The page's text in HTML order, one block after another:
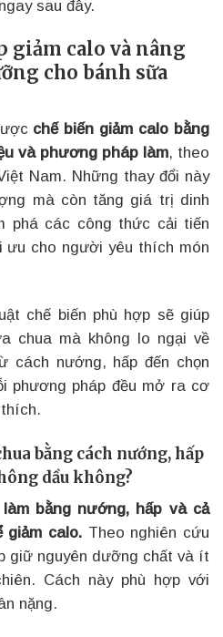
sau đây.
giảm calo và nâng
cho bánh sữa
chế biến giảm calo bằng
và phương pháp làm, theo
Nam. Những thay đổi này
mà còn tăng giá trị dinh
phá các công thức cải tiến
ưu cho người yêu thích món
chế biến phù hợp sẽ giúp
chua mà không lo ngại về
cách nướng, hấp đến chọn
phương pháp đều mở ra cơ
bằng cách nướng, hấp
dầu không?
bằng nướng, hấp và cả
giảm calo. Theo nghiên cứu
giữ nguyên dưỡng chất và ít
Cách này phù hợp với
nặng.